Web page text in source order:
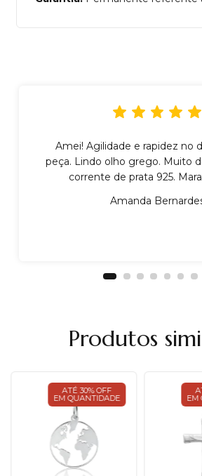
Amei! Agilidade e rapidez no
peça. Lindo olho grego. Muito
corrente de prata 925.
Amanda
Produtos
ATÉ 30% OFF
EM QUANTIDADE EM